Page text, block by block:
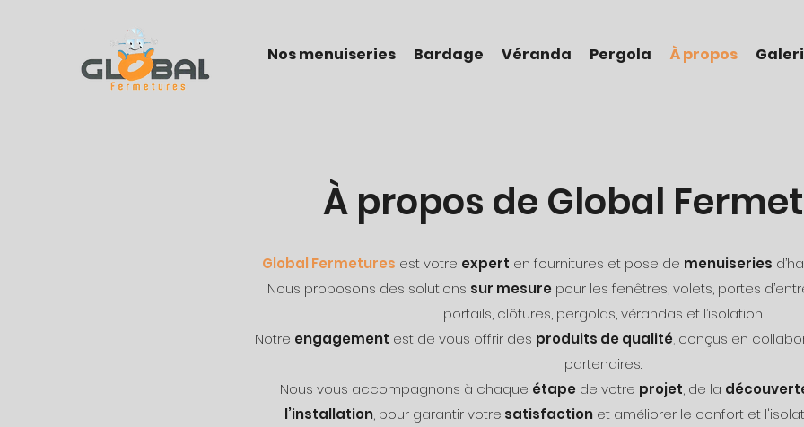
Nos menuiseries Bardage Véranda Pergola À propos
À propos de Global
Global Fermetures est votre expert en fournitures et pose de menuiseries
Nous proposons des solutions sur mesure pour les fenêtres, volets, portes
portails, clôtures, pergolas, vérandas et l’isolation.
Notre engagement est de vous offrir des produits de qualité, conçus en
partenaires.
Nous vous accompagnons à chaque étape de votre projet, de la
l’installation, pour garantir votre satisfactionet améliorer le confort et